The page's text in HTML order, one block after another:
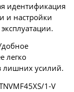
идентификация
и настройки
легко
лишних усилий.
1-V